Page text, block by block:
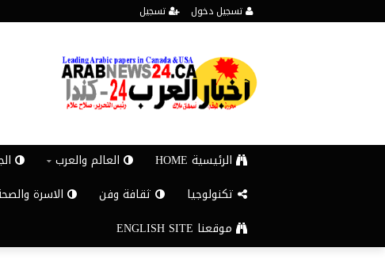
تسجيل دخول تسجيل
الرئيسية HOME العالم والعرب
تكنولوجيا
ثقافة وفن الاسرة
موقعنا ENGLISH SITE